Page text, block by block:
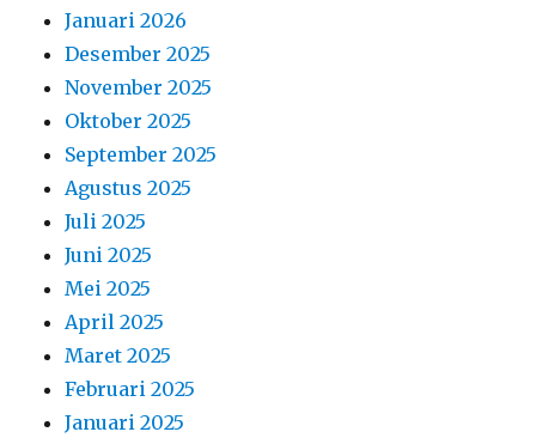
Januari 2026
Desember 2025
November 2025
Oktober 2025
September 2025
Agustus 2025
Juli 2025
Juni 2025
Mei 2025
April 2025
Maret 2025
Februari 2025
Januari 2025